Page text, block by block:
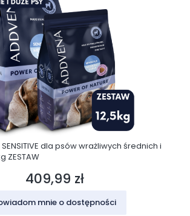
SENSITIVE dla psów wrażliwych średnich i
ZESTAW
Cena
409,99 zł
mnie o dostępności